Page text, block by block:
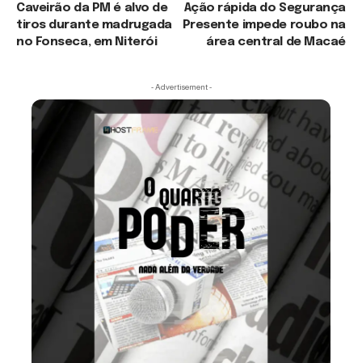
Caveirão da PM é alvo de
tiros durante madrugada
no Fonseca, em Niterói
Ação rápida do Segurança
Presente impede roubo na
área central de Macaé
- Advertisement -